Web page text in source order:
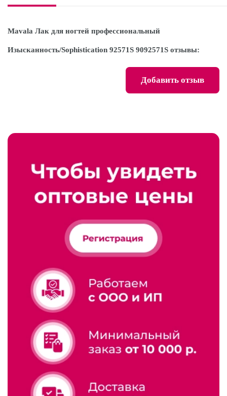
Mavala Лак для ногтей профессиональный
Изысканность/Sophistication 92571S 9092571S отзывы:
Добавить отзыв